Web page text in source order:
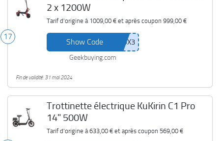
17
2 x 1200W
Tarif d'origine à 1009,00 €et après coupon 999,00 €
Show Code
Geekbuying.com
Fin de validité: 31 mai 2024
Trottinette électrique KuKirin C1 Pro
14" 500W
Tarif d'origine à633,00 €et après coupon 569,00 €